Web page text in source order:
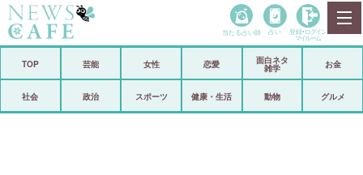
政治
当たる占い師 占い 登録• ログイン
マイルーム
TOP 芸能 女性 恋愛
面白ネタ
雑学
お金
社会 政治 スポーツ 健康・生活 動物 グルメ